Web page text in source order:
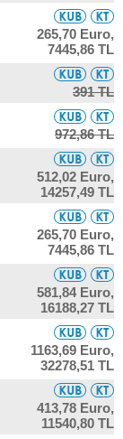
265,70 Euro,
7445,86 TL
391 TL
972,86 TL
512,02 Euro,
14257,49 TL
265,70 Euro,
7445,86 TL
581,84 Euro,
16188,27 TL
1163,69 Euro,
32278,51 TL
413,78 Euro,
11540,80 TL